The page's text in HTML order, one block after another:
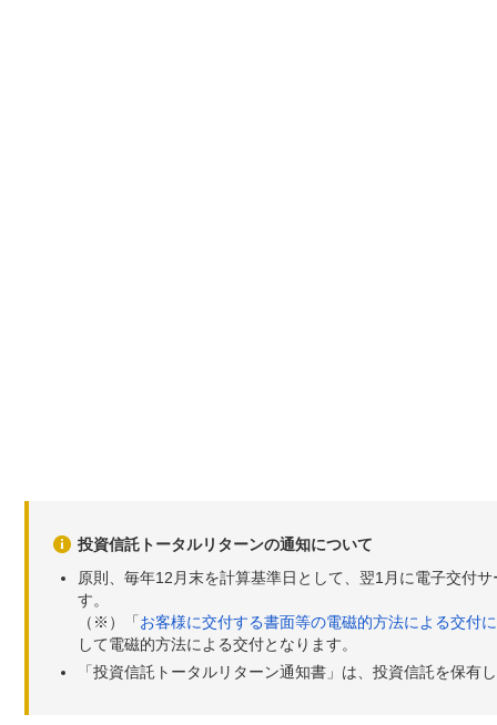
投資信託トータルリターンの通知について
原則、毎年12月末を計算基準日として、翌1月に電子交付
す。
（※）「お客様に交付する書面等の電磁的方法による交付
して電磁的方法による交付となります。
「投資信託トータルリターン通知書」は、投資信託を保有